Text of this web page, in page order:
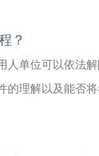
？
单位可以依法解
的理解以及能否